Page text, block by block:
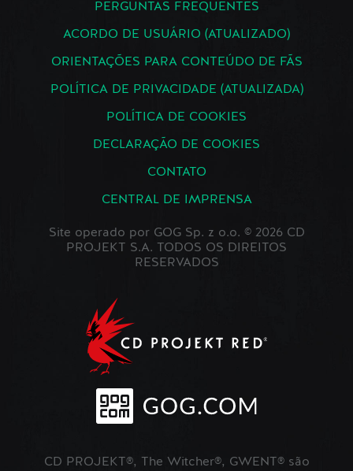
PERGUNTAS FREQUENTES
ACORDO DE USUÁRIO (ATUALIZADO)
ORIENTAÇÕES PARA CONTEÚDO DE FÃS
POLÍTICA DE PRIVACIDADE (ATUALIZADA)
POLÍTICA DE COOKIES
DECLARAÇÃO DE COOKIES
CONTATO
CENTRAL DE IMPRENSA
Site operado por GOG Sp. z o.o. © 2026 CD
PROJEKT S.A. TODOS OS DIREITOS
RESERVADOS
CD PROJEKT®, The Witcher®, GWENT® são